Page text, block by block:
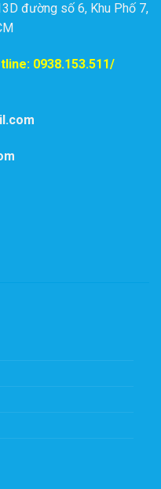
đường số 6, Khu Phố 7,
0938.153.511/